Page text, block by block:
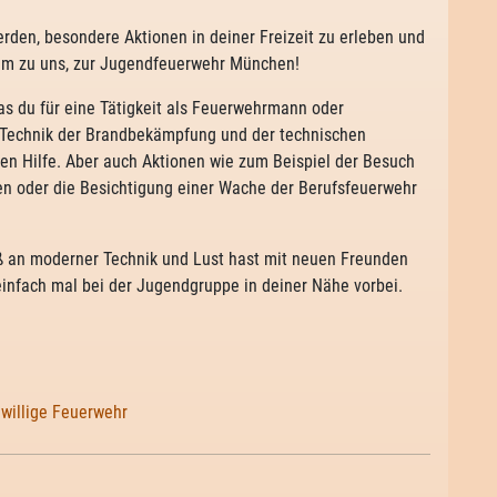
besondere Aktionen in deiner Freizeit zu erleben und
zu uns, zur Jugendfeuerwehr München!
du für eine Tätigkeit als Feuerwehrmann oder
der Brandbekämpfung und der technischen
Hilfe. Aber auch Aktionen wie zum Beispiel der Besuch
oder die Besichtigung einer Wache der Berufsfeuerwehr
moderner Technik und Lust hast mit neuen Freunden
mal bei der Jugendgruppe in deiner Nähe vorbei.
Feuerwehr